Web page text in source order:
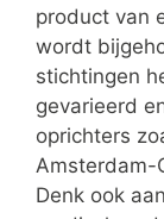
product van
wordt
stichtingen
gevarieerd
oprichters
Amsterdam-
Denk ook